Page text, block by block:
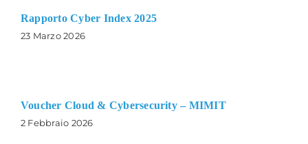
Rapporto Cyber Index 2025
23 Marzo 2026
Voucher Cloud & Cybersecurity – MIMIT
2 Febbraio 2026